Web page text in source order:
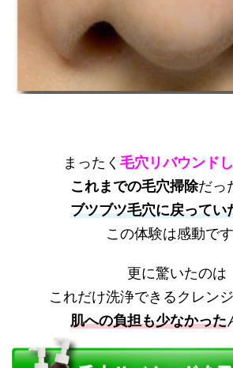
まったく 毛穴リバウンド
これまでの毛穴掃除だっ
ブツブツ毛穴に戻ってい
この体験は感動です
更に驚いたのは
これだけ洗浄できるクレン
肌への負担も少なかった